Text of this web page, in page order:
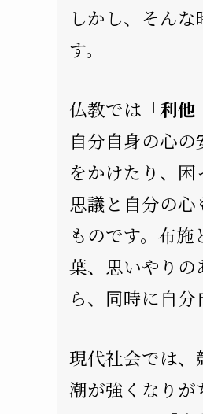
しかし、そん
す。
仏教では「利他
自分自身の心
をかけたり、
思議と自分の
ものです。布
葉、思いやりの
ら、同時に自分
現代社会では
潮が強くなりが